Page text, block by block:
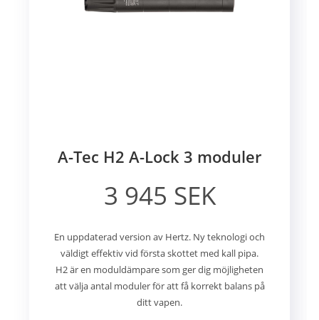
A-Tec H2 A-Lock 3 moduler
3 945 SEK
En uppdaterad version av Hertz. Ny teknologi och
väldigt effektiv vid första skottet med kall pipa.
H2 är en moduldämpare som ger dig möjligheten
att välja antal moduler för att få korrekt balans på
ditt vapen.